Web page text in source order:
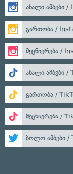
ახალი ამბები
გართობა /
მეცნიერება /
ახალი ამბები /
გართობა /
მეცნიერება /
ბოლო ამბები /